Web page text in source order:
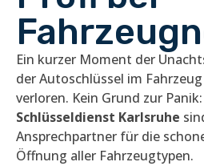
Ein kurzer Moment der
der Autoschlüssel im
verloren. Kein Grund zur
Schlüsseldienst Karlsruhe
Ansprechpartner für die
Öffnung aller Fahrzeugtypen.